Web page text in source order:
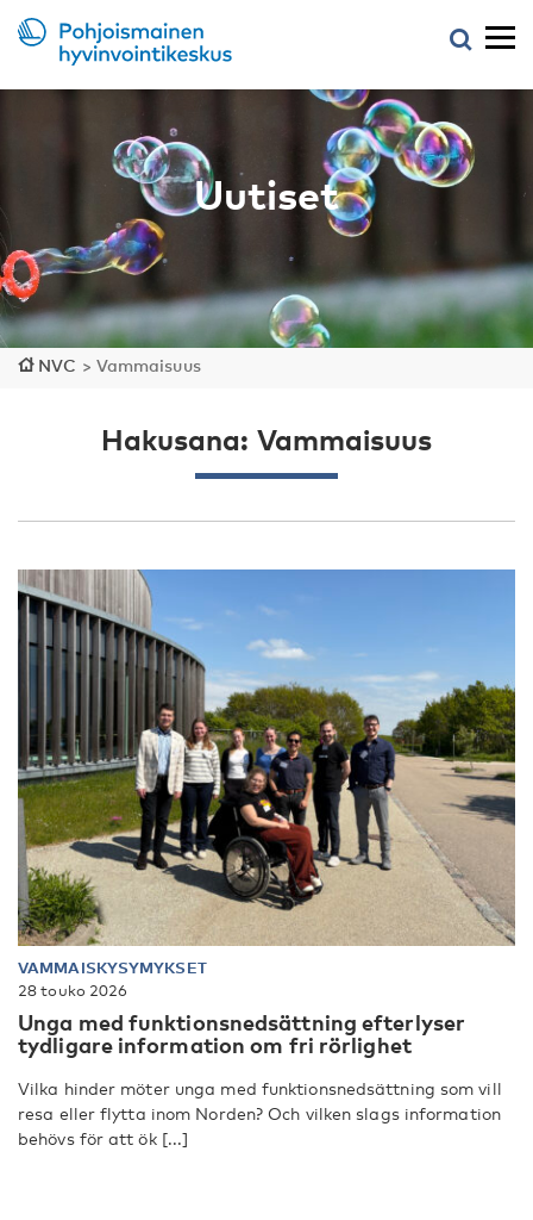
Uutiset
NVC > Vammaisuus
Hakusana: Vammaisuus
VAMMAISKYSYMYKSET
28 touko 2026
Unga med funktionsnedsättning efterlyser
tydligare information om fri rörlighet
Vilka hinder möter unga med funktionsnedsättning som vill
resa eller flytta inom Norden? Och vilken slags information
behövs för att ök [...]